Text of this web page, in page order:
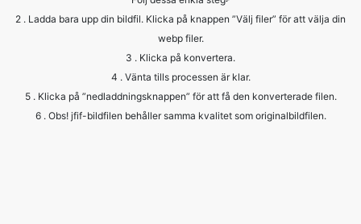
4 . Vänta tills processen är klar.
5 . Klicka på ”nedladdningsknappen” för att få den konverterade filen.
6 . Obs! jfif-bildfilen behåller samma kvalitet som originalbildfilen.